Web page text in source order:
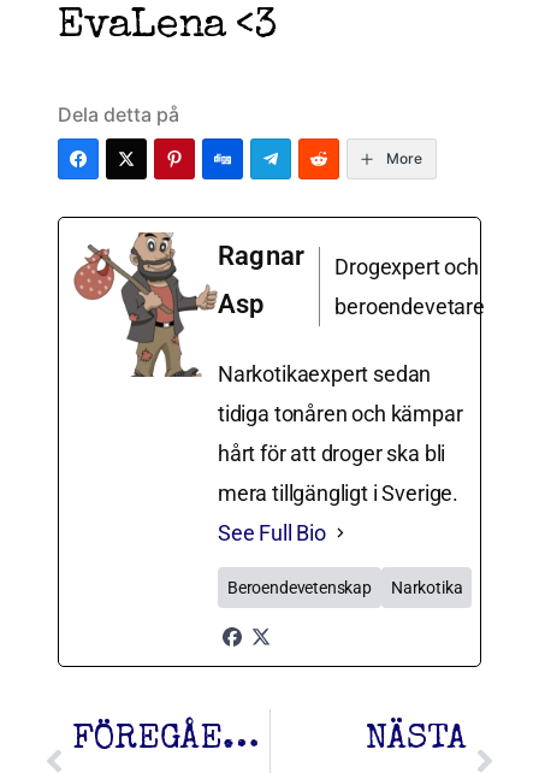
EvaLena <3
Dela detta på
More
Ragnar
Asp
Drogexpert och
beroendevetare
Narkotikaexpert sedan
tidiga tonåren och kämpar
hårt för att droger ska bli
mera tillgängligt i Sverige.
See Full Bio
Beroendevetenskap Narkotika
FÖREGÅENDE NÄSTA